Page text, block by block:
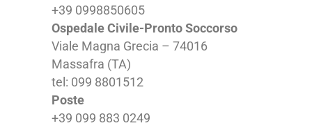
+39 0998850605
Ospedale Civile-Pronto Soccorso
Viale Magna Grecia – 74016
Massafra (TA)
tel: 099 8801512
Poste
+39 099 883 0249